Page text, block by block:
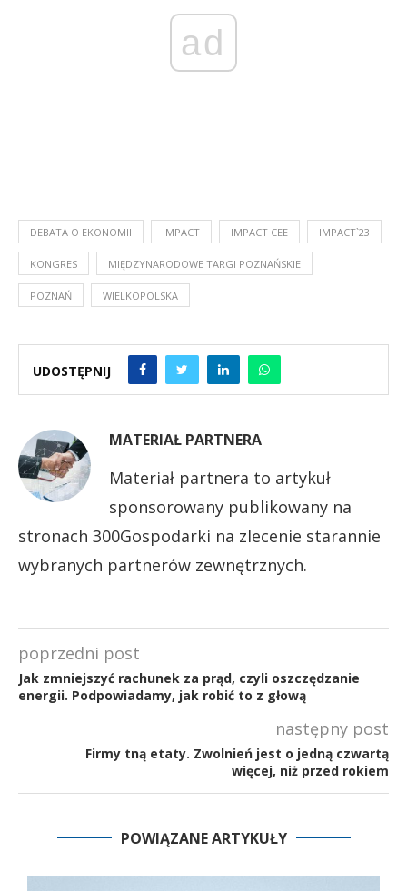
ad
DEBATA O EKONOMII IMPACT IMPACT CEE IMPACT`23
KONGRES MIĘDZYNARODOWE TARGI POZNAŃSKIE
POZNAŃ WIELKOPOLSKA
UDOSTĘPNIJ
MATERIAŁ PARTNERA
Materiał partnera to artykuł
sponsorowany publikowany na
stronach 300Gospodarki na zlecenie starannie
wybranych partnerów zewnętrznych.
poprzedni post
Jak zmniejszyć rachunek za prąd, czyli oszczędzanie
energii. Podpowiadamy, jak robić to z głową
następny post
Firmy tną etaty. Zwolnień jest o jedną czwartą
więcej, niż przed rokiem
POWIĄZANE ARTYKUŁY